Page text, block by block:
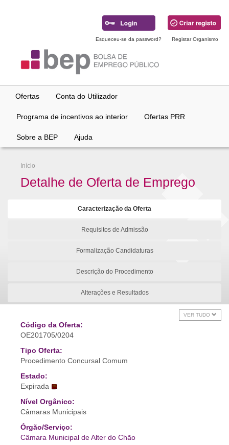
Esqueceu-se da password? Registar Organismo
Ofertas Conta do Utilizador
Programa de incentivos ao interior Ofertas PRR
Sobre a BEP Ajuda
Início
Detalhe de Oferta de Emprego
Caracterização da Oferta
Requisitos de Admissão
Formalização Candidaturas
Descrição do Procedimento
Alterações e Resultados
VER TUDO
Código da Oferta:
OE201705/0204
Tipo Oferta:
Procedimento Concursal Comum
Estado:
Expirada
Nível Orgânico:
Câmaras Municipais
Órgão/Serviço:
Câmara Municipal de Alter do Chão